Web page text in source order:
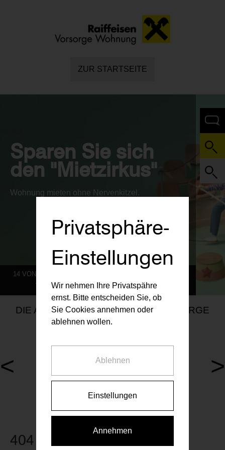
ZUR STARTSEITE
Sparen Sie sich
den "Mietzirkus"
Wohnung mieten ohne Nervenkitzel.
14 VON 786 MIETWOHNUNGEN AKTUELL VERFÜGBAR
ZU UNSEREN AKTUELLEN PROJEKTEN
DIE AKTUELLEN RAIFFEISEN VORSORGE
MIETWOHNUNGEN
< >
Walcherstraße 5, 1020
404 Seite nicht gefunden
Privatsphäre-
Einstellungen
Wir nehmen Ihre Privatspähre
ernst. Bitte entscheiden Sie, ob
Sie Cookies annehmen oder
ablehnen wollen.
Ablehnen
Einstellungen
Annehmen